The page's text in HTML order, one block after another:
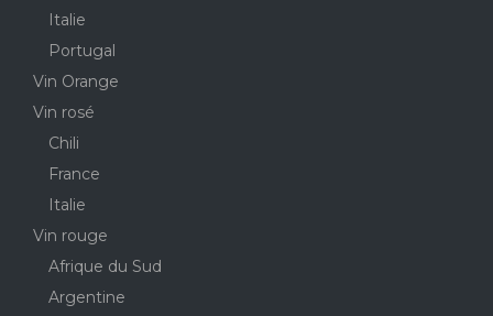
Italie
Portugal
Vin Orange
Vin rosé
Chili
France
Italie
Vin rouge
Afrique du Sud
Argentine